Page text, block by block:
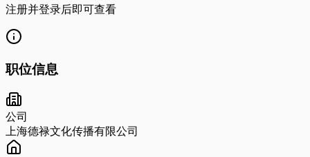
注册并登录后即可查看
职位信息
公司
上海德禄文化传播有限公司